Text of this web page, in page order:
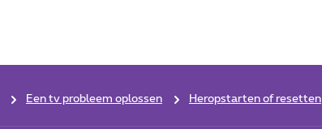
Een tv probleem oplossen Heropstarten of resetten